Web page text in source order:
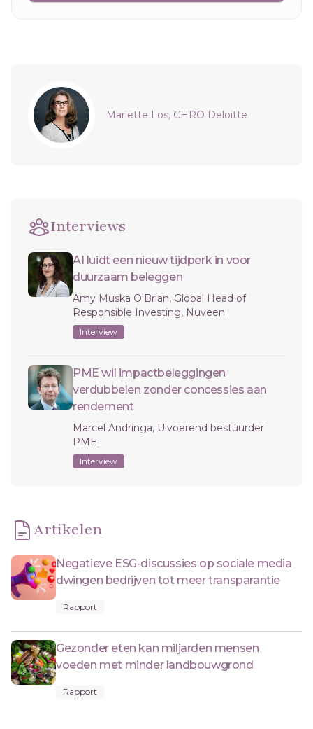
Sidebar
Mariëtte Los, CHRO Deloitte
Interviews
AI luidt een nieuw tijdperk in voor
duurzaam beleggen
Amy Muska O'Brian, Global Head of
Responsible Investing, Nuveen
Interview
PME wil impactbeleggingen
verdubbelen zonder concessies aan
rendement
Marcel Andringa, Uivoerend bestuurder
PME
Interview
Artikelen
Negatieve ESG-discussies op sociale media
dwingen bedrijven tot meer transparantie
Rapport
Gezonder eten kan miljarden mensen
voeden met minder landbouwgrond
Rapport